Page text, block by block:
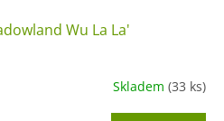
Wu La La'
Skladem (33 ks)